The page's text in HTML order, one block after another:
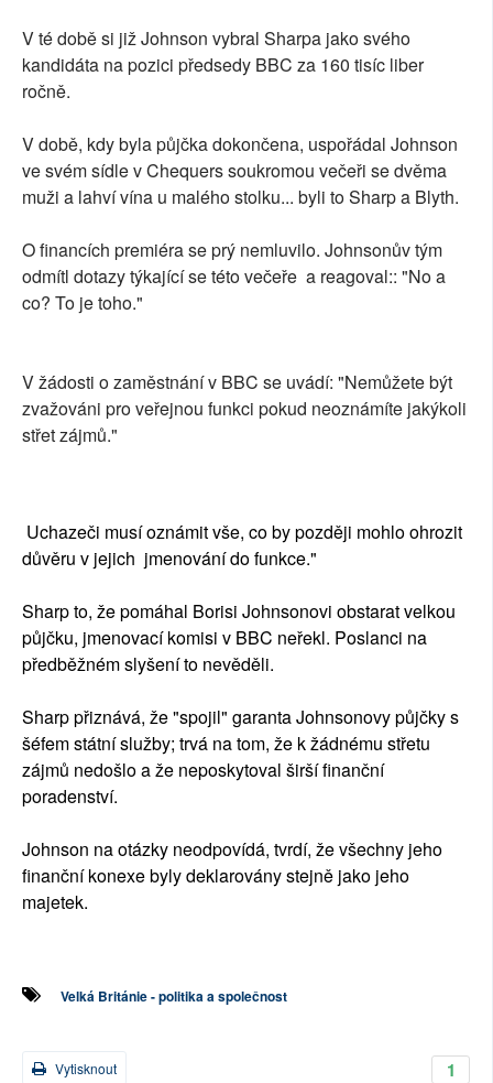
V té době si již Johnson vybral Sharpa jako svého
kandidáta na pozici předsedy BBC za 160 tisíc liber
ročně.
V době, kdy byla půjčka dokončena, uspořádal Johnson
ve svém sídle v Chequers soukromou večeři se dvěma
muži a lahví vína u malého stolku... byli to Sharp a Blyth.
O financích premiéra se prý nemluvilo. Johnsonův tým
odmítl dotazy týkající se této večeře a reagoval:: "No a
co? To je toho."
V žádosti o zaměstnání v BBC se uvádí: "Nemůžete být
zvažováni pro veřejnou funkci pokud neoznámíte jakýkoli
střet zájmů."
Uchazeči musí oznámit vše, co by později mohlo ohrozit
důvěru v jejich jmenování do funkce."
Sharp to, že pomáhal Borisi Johnsonovi obstarat velkou
půjčku, jmenovací komisi v BBC neřekl. Poslanci na
předběžném slyšení to nevěděli.
Sharp přiznává, že "spojil" garanta Johnsonovy půjčky s
šéfem státní služby; trvá na tom, že k žádnému střetu
zájmů nedošlo a že neposkytoval širší finanční
poradenství.
Johnson na otázky neodpovídá, tvrdí, že všechny jeho
finanční konexe byly deklarovány stejně jako jeho
majetek.
Velká Británie - politika a společnost
1
Vytisknout